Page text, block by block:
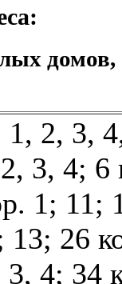
1, 2, 3,
3, 4;
1; 11;
13; 26
3, 4; 34